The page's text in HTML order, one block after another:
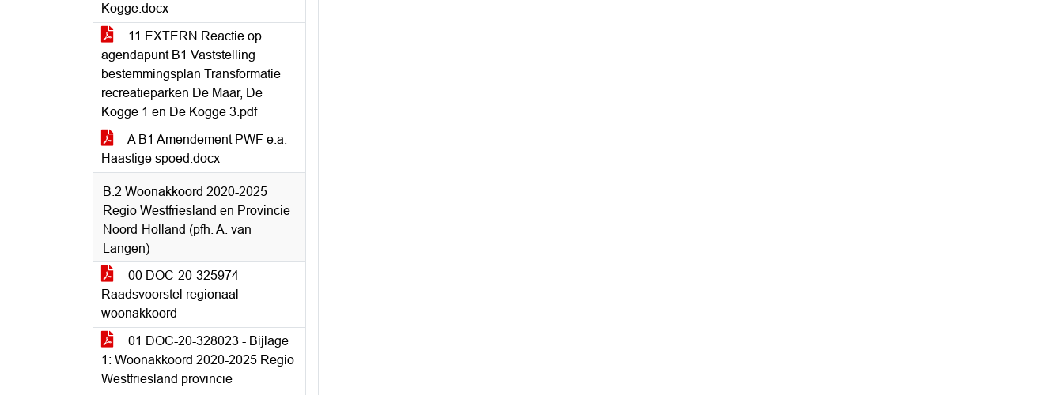
Kogge.docx
11 EXTERN Reactie op
agendapunt B1 Vaststelling
bestemmingsplan Transformatie
recreatieparken De Maar, De
Kogge 1 en De Kogge 3.pdf
A B1 Amendement PWF e.a.
Haastige spoed.docx
B.2 Woonakkoord 2020-2025
Regio Westfriesland en Provincie
Noord-Holland (pfh. A. van
Langen)
00 DOC-20-325974 -
Raadsvoorstel regionaal
woonakkoord
01 DOC-20-328023 - Bijlage
1: Woonakkoord 2020-2025 Regio
Westfriesland provincie